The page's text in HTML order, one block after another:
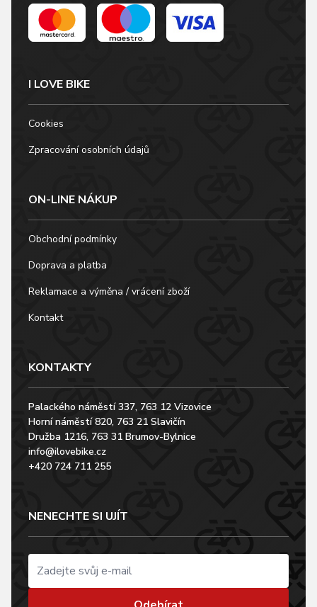
I LOVE BIKE
Cookies
Zpracování osobních údajů
ON-LINE NÁKUP
Obchodní podmínky
Doprava a platba
Reklamace a výměna / vrácení zboží
Kontakt
KONTAKTY
Palackého náměstí 337, 763 12 Vizovice
Horní náměstí 820, 763 21 Slavičín
Družba 1216, 763 31 Brumov-Bylnice
info@ilovebike.cz
+420 724 711 255
NENECHTE SI UJÍT